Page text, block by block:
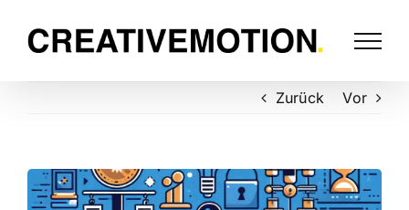
Zurück Vor